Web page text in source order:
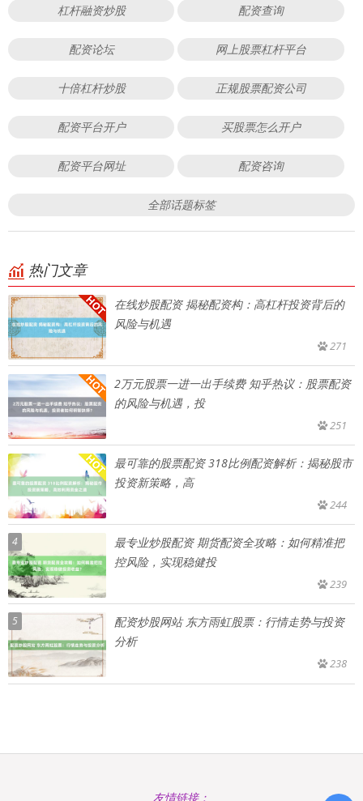
杠杆融资炒股 配资查询
配资论坛 网上股票杠杆平台
十倍杠杆炒股 正规股票配资公司
配资平台开户 买股票怎么开户
配资平台网址 配资咨询
全部话题标签
热门文章
在线炒股配资 揭秘配资构：高杠杆投资背后的
风险与机遇
271
2万元股票一进一出手续费 知乎热议：股票配资
的风险与机遇，投
251
最可靠的股票配资 318比例配资解析：揭秘股市
投资新策略，高
244
4
最专业炒股配资 期货配资全攻略：如何精准把
控风险，实现稳健投
239
5
配资炒股网站 东方雨虹股票：行情走势与投资
分析
238
友情链接：